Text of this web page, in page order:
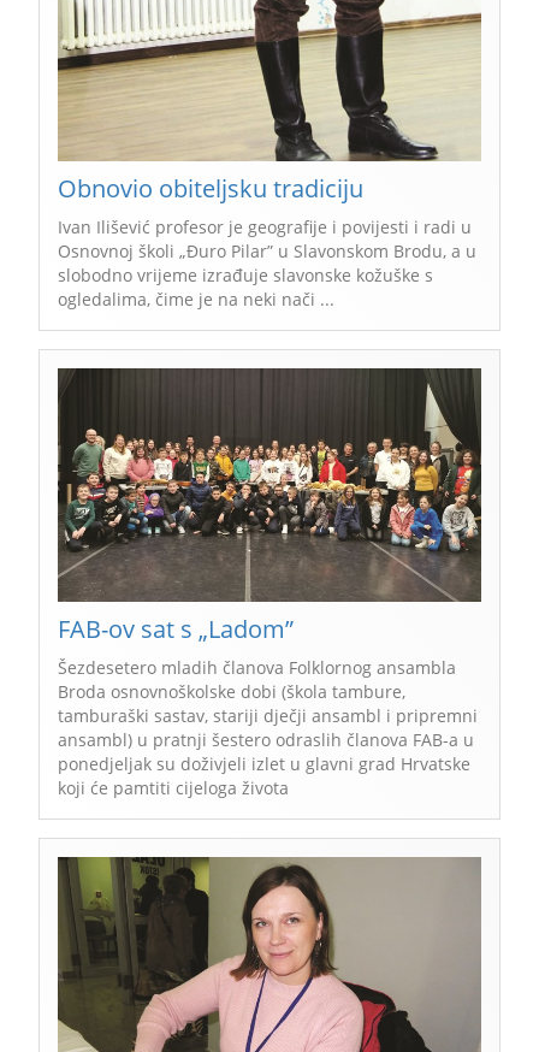
Obnovio obiteljsku tradiciju
Ivan Ilišević profesor je geografije i povijesti i radi u
Osnovnoj školi „Đuro Pilar” u Slavonskom Brodu, a u
slobodno vrijeme izrađuje slavonske kožuške s
ogledalima, čime je na neki nači ...
FAB-ov sat s „Ladom”
Šezdesetero mladih članova Folklornog ansambla
Broda osnovnoškolske dobi (škola tambure,
tamburaški sastav, stariji dječji ansambl i pripremni
ansambl) u pratnji šestero odraslih članova FAB-a u
ponedjeljak su doživjeli izlet u glavni grad Hrvatske
koji će pamtiti cijeloga života